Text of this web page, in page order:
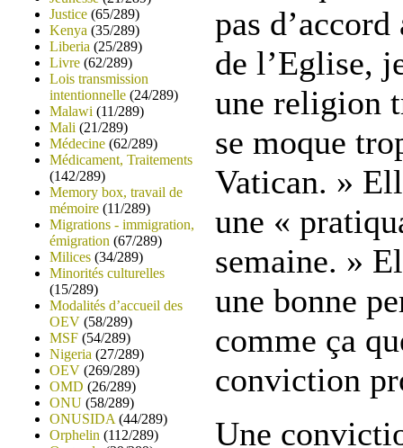
Justice (65/289)
Kenya (35/289)
Liberia (25/289)
Livre (62/289)
Lois transmission
intentionnelle (24/289)
Malawi (11/289)
Mali (21/289)
Médecine (62/289)
Médicament, Traitements
(142/289)
Memory box, travail de
mémoire (11/289)
Migrations - immigration,
émigration (67/289)
Milices (34/289)
Minorités culturelles
(15/289)
Modalités d’accueil des
OEV (58/289)
MSF (54/289)
Nigeria (27/289)
OEV (269/289)
OMD (26/289)
ONU (58/289)
ONUSIDA (44/289)
Orphelin (112/289)
pas
de l’Eglise,
une religion
se moque
Vatican. »
une «
semaine. »
une bonne
comme ça
conviction
Une